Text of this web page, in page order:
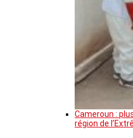
Cameroun :
région de